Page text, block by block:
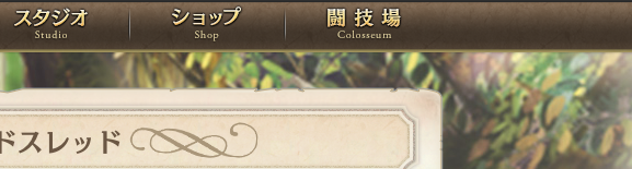
リエ スタジオ ショップ 闘技場
スレッド